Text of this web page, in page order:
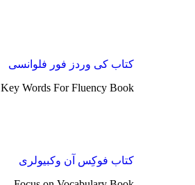
کتاب کی وردز فور فلوانسی
Key Words For Fluency Book
کتاب فوکِس آن وکبیولری